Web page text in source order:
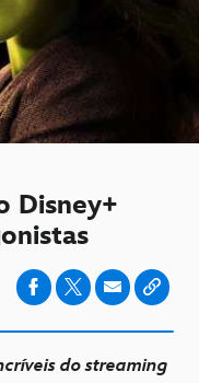
Disney+
do streaming